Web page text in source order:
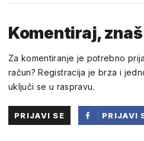
Komentiraj,
Za komentiranje je potrebno
račun? Registracija je brza i
uključi se u raspravu.
PRIJAVI SE
PRIJAVI